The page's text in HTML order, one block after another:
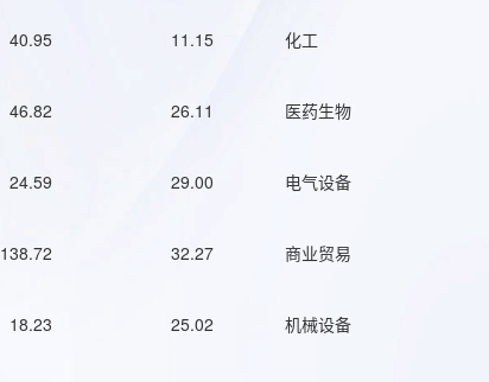
40.95 11.15 化工
46.82 26.11 医药生物
24.59 29.00 电气设备
138.72 32.27 商业贸易
18.23 25.02 机械设备